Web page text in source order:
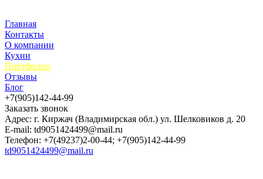
Главная
Контакты
О компании
Кухни
Портфолио
Отзывы
Блог
+7(905)142-44-99
Заказать звонок
Адрес: г. Киржач (Владимирская обл.) ул. Шелковиков д. 20
E-mail: td9051424499@mail.ru
Телефон: +7(49237)2-00-44; +7(905)142-44-99
td9051424499@mail.ru